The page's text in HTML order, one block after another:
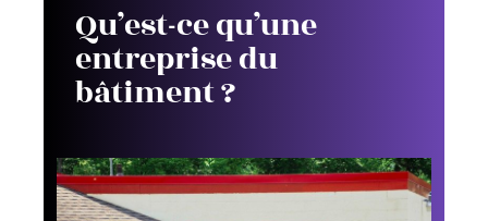
Qu’est-ce qu’une
entreprise du
bâtiment ?